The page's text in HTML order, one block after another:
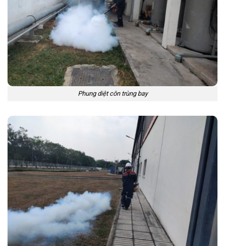
Phung diệt côn trùng bay